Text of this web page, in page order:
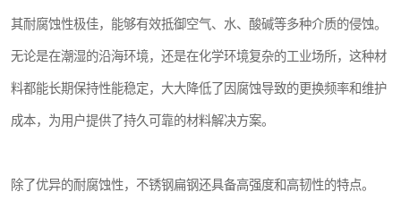
其耐腐蚀性极佳，能够有效抵御空气、水、酸碱等多种介质的侵蚀。
无论是在潮湿的沿海环境，还是在化学环境复杂的工业场所，这种材
料都能长期保持性能稳定，大大降低了因腐蚀导致的更换频率和维护
成本，为用户提供了持久可靠的材料解决方案。
除了优异的耐腐蚀性，不锈钢扁钢还具备高强度和高韧性的特点。